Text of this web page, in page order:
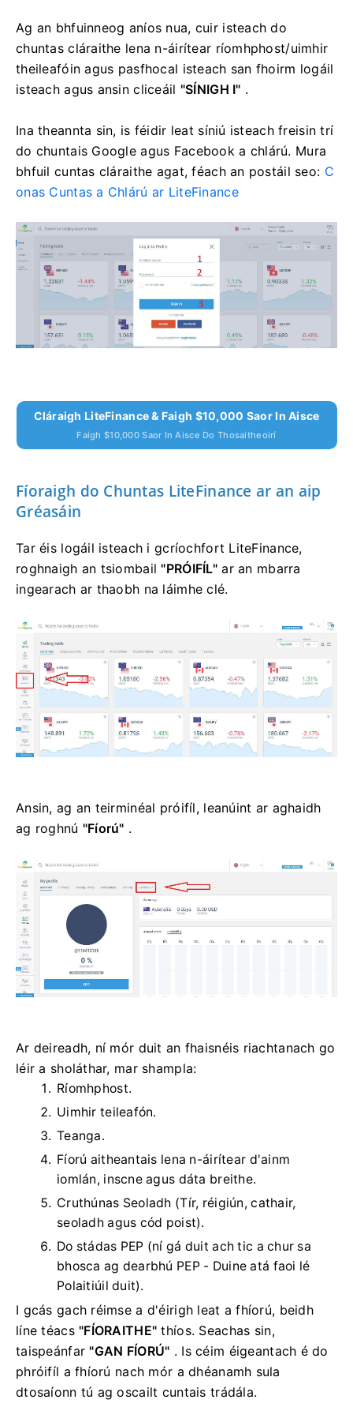
Ag an bhfuinneog aníos nua, cuir isteach do
chuntas cláraithe lena n-áirítear ríomhphost/uimhir
theileafóin agus pasfhocal isteach san fhoirm logáil
isteach agus ansin cliceáil "SÍNIGH I" .
Ina theannta sin, is féidir leat síniú isteach freisin trí
do chuntais Google agus Facebook a chlárú. Mura
bhfuil cuntas cláraithe agat, féach an postáil seo: C
onas Cuntas a Chlárú ar LiteFinance
Cláraigh LiteFinance & Faigh $10,000 Saor In Aisce
Faigh $10,000 Saor In Aisce Do Thosaitheoirí
Fíoraigh do Chuntas LiteFinance ar an aip
Gréasáin
Tar éis logáil isteach i gcríochfort LiteFinance,
roghnaigh an tsiombail "PRÓIFÍL"ar an mbarra
ingearach ar thaobh na láimhe clé.
Ansin, ag an teirminéal próifíl, leanúint ar aghaidh
ag roghnú "Fíorú" .
Ar deireadh, ní mór duit an fhaisnéis riachtanach go
léir a sholáthar, mar shampla:
Ríomhphost.
Uimhir teileafón.
Teanga.
Fíorú aitheantais lena n-áirítear d'ainm
iomlán, inscne agus dáta breithe.
Cruthúnas Seoladh (Tír, réigiún, cathair,
seoladh agus cód poist).
Do stádas PEP (ní gá duit ach tic a chur sa
bhosca ag dearbhú PEP - Duine atá faoi lé
Polaitiúil duit).
I gcás gach réimse a d'éirigh leat a fhíorú, beidh
líne téacs "FÍORAITHE" thíos. Seachas sin,
taispeánfar "GAN FÍORÚ" . Is céim éigeantach é do
phróifíl a fhíorú nach mór a dhéanamh sula
dtosaíonn tú ag oscailt cuntais trádála.